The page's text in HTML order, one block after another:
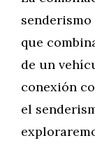
que
de un
conexión
el